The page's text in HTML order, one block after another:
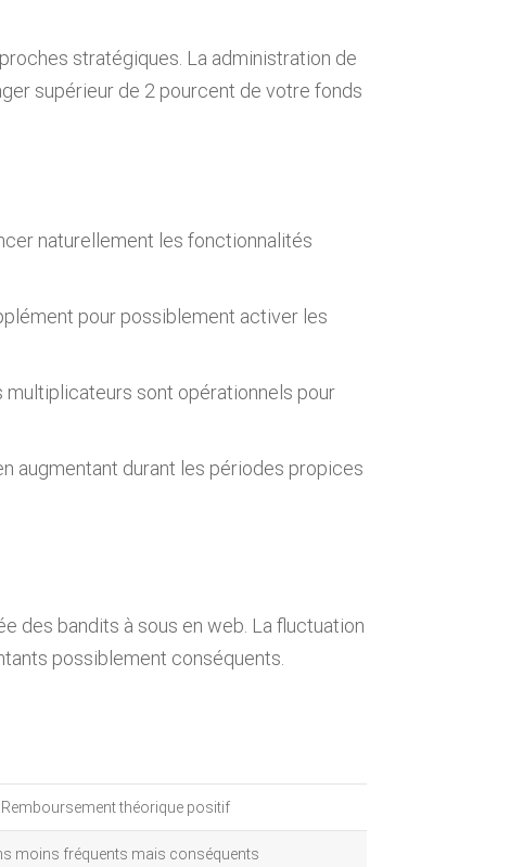
stratégiques. La administration de
supérieur de 2 pourcent de votre fonds
naturellement les fonctionnalités
pour possiblement activer les
sont opérationnels pour
augmentant durant les périodes propices
des bandits à sous en web. La fluctuation
possiblement conséquents.
Remboursement théorique positif
moins fréquents mais conséquents